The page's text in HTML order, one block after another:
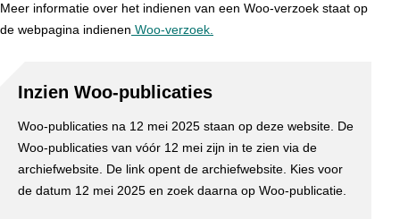
Meer informatie over het indienen van een Woo-verzoek staat op
de webpagina indienen Woo-verzoek.
Inzien Woo-publicaties
Woo-publicaties na 12 mei 2025 staan op deze website. De
Woo-publicaties van vóór 12 mei zijn in te zien via de
archiefwebsite. De link opent de archiefwebsite. Kies voor
de datum 12 mei 2025 en zoek daarna op Woo-publicatie.